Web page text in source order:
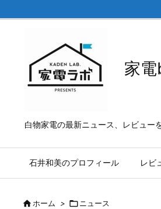
家電
白物家電の最新ニュース、レビュー
石井和美のプロフィール レビ
ホーム >  ニュース